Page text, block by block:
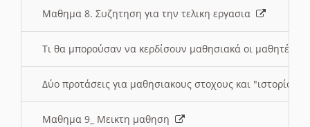
Μαθημα 8. Συζητηση για την τελικη εργασια
Τι θα μπορούσαν να κερδίσουν μαθησιακά οι μαθητές/
Δύο προτάσεις για μαθησιακους στοχους και "ιστορία"
Μαθημα 9_ Μεικτη μαθηση